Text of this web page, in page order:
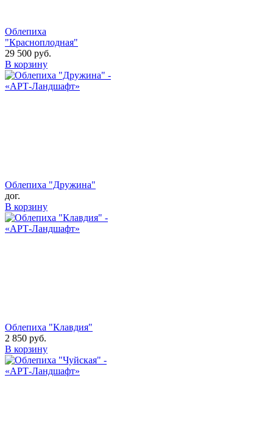
Облепиха
"Красноплодная"
29 500 руб.
В корзину
Облепиха "Дружина"
дог.
В корзину
Облепиха "Клавдия"
2 850 руб.
В корзину